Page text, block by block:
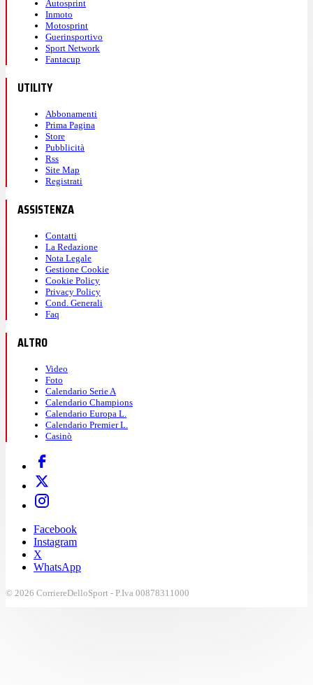
Autosprint
Inmoto
Motosprint
Guerinsportivo
Sport Network
Fantacup
UTILITY
Abbonamenti
Prima Pagina
Store
Pubblicità
Rss
Site Map
Registrati
ASSISTENZA
Contatti
La Redazione
Nota Legale
Gestione Cookie
Cookie Policy
Privacy Policy
Cond. Generali
Faq
ALTRO
Video
Foto
Calendario Serie A
Calendario Champions
Calendario Europa L.
Calendario Premier L.
Casinò
Facebook
Instagram
X
WhatsApp
© 2026 CorriereDelloSport - P.Iva 00878311000